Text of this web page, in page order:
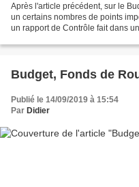
Après l'article précédent, sur le
un certains nombres de points
un rapport de Contrôle fait dans
Budget, Fonds de
Publié le 14/09/2019 à 15:54
Par Didier